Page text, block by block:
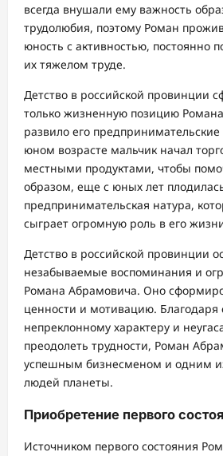
всегда внушали ему важность
трудолюбия, поэтому Роман
юность с активностью, постоянно
их тяжелом труде.
Детство в российской провинции
только жизненную позицию
развило его
юном возрасте мальчик начал
местными продуктами, чтобы
образом, еще с юных лет
предпринимательская натура,
сыграет огромную роль в его
Детство в российской провинции
незабываемые воспоминания и
Романа Абрамовича. Оно
ценности и мотивацию. Благодаря
непреклонному характеру и
преодолеть трудности, Роман
успешным бизнесменом и одним
людей планеты.
Приобретение первого
Источником первого состояния